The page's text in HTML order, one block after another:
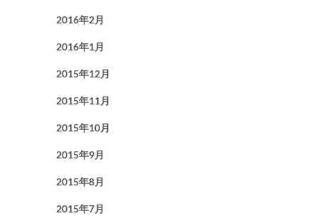
2016年2月
2016年1月
2015年12月
2015年11月
2015年10月
2015年9月
2015年8月
2015年7月